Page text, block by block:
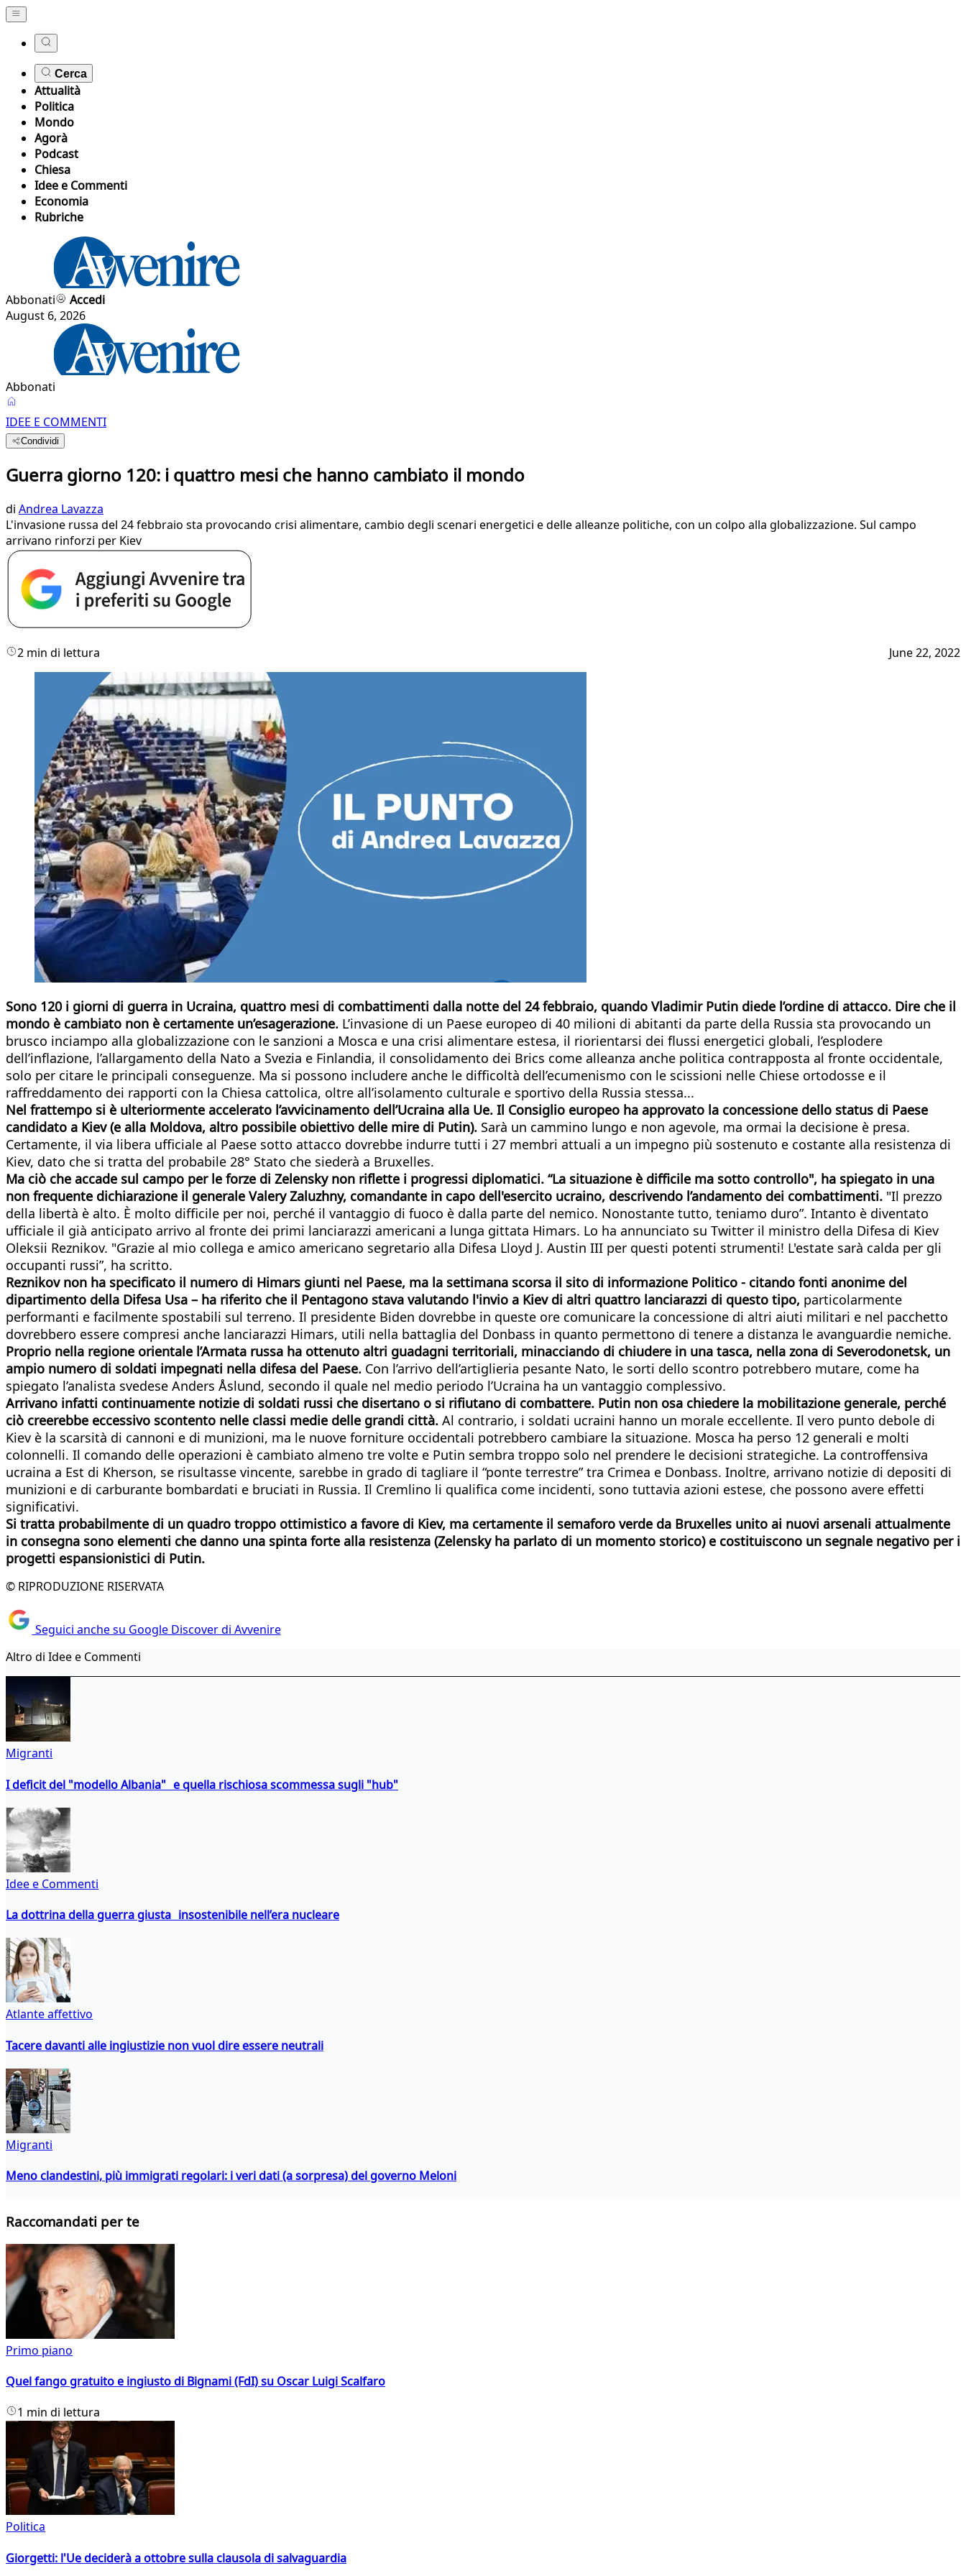
Cerca
Attualità
Politica
Mondo
Agorà
Podcast
Chiesa
Idee e Commenti
Economia
Rubriche
Abbonati
Accedi
August 6, 2026
Abbonati
IDEE E COMMENTI
Condividi
Guerra giorno 120: i quattro mesi che hanno cambiato il mondo
di Andrea Lavazza
L'invasione russa del 24 febbraio sta provocando crisi alimentare, cambio degli scenari energetici e delle alleanze politiche, con un colpo alla globalizzazione. Sul campo
arrivano rinforzi per Kiev
2 min di lettura June 22, 2022
Sono 120 i giorni di guerra in Ucraina, quattro mesi di combattimenti dalla notte del 24 febbraio, quando Vladimir Putin diede l’ordine di attacco. Dire che il
mondo è cambiato non è certamente un’esagerazione. L’invasione di un Paese europeo di 40 milioni di abitanti da parte della Russia sta provocando un
brusco inciampo alla globalizzazione con le sanzioni a Mosca e una crisi alimentare estesa, il riorientarsi dei flussi energetici globali, l’esplodere
dell’inflazione, l’allargamento della Nato a Svezia e Finlandia, il consolidamento dei Brics come alleanza anche politica contrapposta al fronte occidentale,
solo per citare le principali conseguenze. Ma si possono includere anche le difficoltà dell’ecumenismo con le scissioni nelle Chiese ortodosse e il
raffreddamento dei rapporti con la Chiesa cattolica, oltre all’isolamento culturale e sportivo della Russia stessa...
Nel frattempo si è ulteriormente accelerato l’avvicinamento dell’Ucraina alla Ue. Il Consiglio europeo ha approvato la concessione dello status di Paese
candidato a Kiev (e alla Moldova, altro possibile obiettivo delle mire di Putin). Sarà un cammino lungo e non agevole, ma ormai la decisione è presa.
Certamente, il via libera ufficiale al Paese sotto attacco dovrebbe indurre tutti i 27 membri attuali a un impegno più sostenuto e costante alla resistenza di
Kiev, dato che si tratta del probabile 28° Stato che siederà a Bruxelles.
Ma ciò che accade sul campo per le forze di Zelensky non riflette i progressi diplomatici. “La situazione è difficile ma sotto controllo", ha spiegato in una
non frequente dichiarazione il generale Valery Zaluzhny, comandante in capo dell'esercito ucraino, descrivendo l’andamento dei combattimenti. "Il prezzo
della libertà è alto. È molto difficile per noi, perché il vantaggio di fuoco è dalla parte del nemico. Nonostante tutto, teniamo duro”. Intanto è diventato
ufficiale il già anticipato arrivo al fronte dei primi lanciarazzi americani a lunga gittata Himars. Lo ha annunciato su Twitter il ministro della Difesa di Kiev
Oleksii Reznikov. "Grazie al mio collega e amico americano segretario alla Difesa Lloyd J. Austin III per questi potenti strumenti! L'estate sarà calda per gli
occupanti russi”, ha scritto.
Reznikov non ha specificato il numero di Himars giunti nel Paese, ma la settimana scorsa il sito di informazione Politico - citando fonti anonime del
dipartimento della Difesa Usa – ha riferito che il Pentagono stava valutando l'invio a Kiev di altri quattro lanciarazzi di questo tipo, particolarmente
performanti e facilmente spostabili sul terreno. Il presidente Biden dovrebbe in queste ore comunicare la concessione di altri aiuti militari e nel pacchetto
dovrebbero essere compresi anche lanciarazzi Himars, utili nella battaglia del Donbass in quanto permettono di tenere a distanza le avanguardie nemiche.
Proprio nella regione orientale l’Armata russa ha ottenuto altri guadagni territoriali, minacciando di chiudere in una tasca, nella zona di Severodonetsk, un
ampio numero di soldati impegnati nella difesa del Paese. Con l’arrivo dell’artiglieria pesante Nato, le sorti dello scontro potrebbero mutare, come ha
spiegato l’analista svedese Anders Åslund, secondo il quale nel medio periodo l’Ucraina ha un vantaggio complessivo.
Arrivano infatti continuamente notizie di soldati russi che disertano o si rifiutano di combattere. Putin non osa chiedere la mobilitazione generale, perché
ciò creerebbe eccessivo scontento nelle classi medie delle grandi città. Al contrario, i soldati ucraini hanno un morale eccellente. Il vero punto debole di
Kiev è la scarsità di cannoni e di munizioni, ma le nuove forniture occidentali potrebbero cambiare la situazione. Mosca ha perso 12 generali e molti
colonnelli. Il comando delle operazioni è cambiato almeno tre volte e Putin sembra troppo solo nel prendere le decisioni strategiche. La controffensiva
ucraina a Est di Kherson, se risultasse vincente, sarebbe in grado di tagliare il “ponte terrestre” tra Crimea e Donbass. Inoltre, arrivano notizie di depositi di
munizioni e di carburante bombardati e bruciati in Russia. Il Cremlino li qualifica come incidenti, sono tuttavia azioni estese, che possono avere effetti
significativi.
Si tratta probabilmente di un quadro troppo ottimistico a favore di Kiev, ma certamente il semaforo verde da Bruxelles unito ai nuovi arsenali attualmente
in consegna sono elementi che danno una spinta forte alla resistenza (Zelensky ha parlato di un momento storico) e costituiscono un segnale negativo per i
progetti espansionistici di Putin.
© RIPRODUZIONE RISERVATA
Seguici anche su Google Discover di Avvenire
Altro di Idee e Commenti
Migranti
I deficit del "modello Albania" e quella rischiosa scommessa sugli "hub"
Idee e Commenti
La dottrina della guerra giusta insostenibile nell’era nucleare
Atlante affettivo
Tacere davanti alle ingiustizie non vuol dire essere neutrali
Migranti
Meno clandestini, più immigrati regolari: i veri dati (a sorpresa) del governo Meloni
Raccomandati per te
Primo piano
Quel fango gratuito e ingiusto di Bignami (FdI) su Oscar Luigi Scalfaro
1 min di lettura
Politica
Giorgetti: l'Ue deciderà a ottobre sulla clausola di salvaguardia